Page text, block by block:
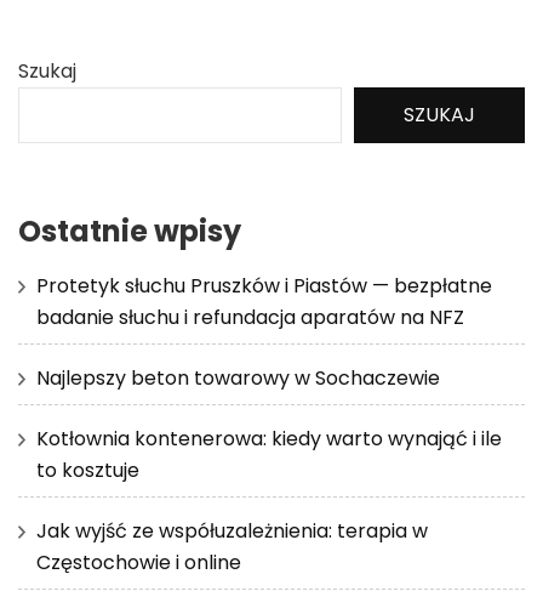
Szukaj
SZUKAJ
Ostatnie wpisy
Protetyk słuchu Pruszków i Piastów — bezpłatne
badanie słuchu i refundacja aparatów na NFZ
Najlepszy beton towarowy w Sochaczewie
Kotłownia kontenerowa: kiedy warto wynająć i ile
to kosztuje
Jak wyjść ze współuzależnienia: terapia w
Częstochowie i online